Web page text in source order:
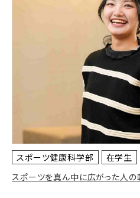
スポーツ健康科学部
在学生
スポーツを真ん中に広がった人の